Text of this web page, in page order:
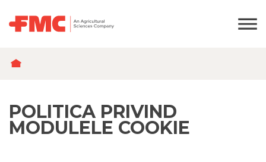
BREADCRUMB
POLITICA PRIVIND
MODULELE COOKIE